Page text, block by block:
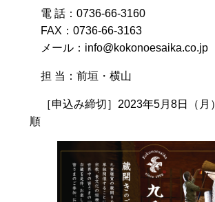
電 話：0736‐66‐3160
FAX：0736‐66‐3163
メール：info@kokonoesaika.co.jp
担 当：前垣・横山
［申込み締切］2023年5月8日（月
順